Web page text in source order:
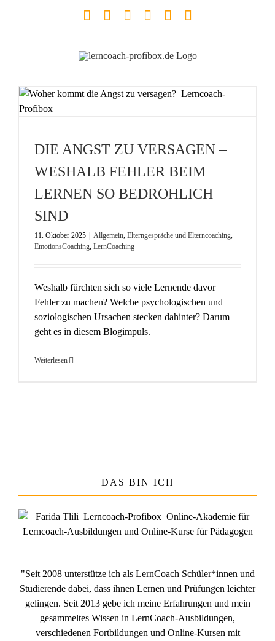
FacebookYouTubeInstagram
LinkedInTelefon
DIE ANGST ZU VERSAGEN –
WESHALB FEHLER BEIM
LERNEN SO BEDROHLICH
SIND
11. Oktober 2025 Allgemein, Elterngespräche und Elterncoaching,
EmotionsCoaching, LernCoaching
Weshalb fürchten sich so viele Lernende davor
Fehler zu machen? Welche psychologischen und
soziologischen Ursachen stecken dahinter? Darum
geht es in diesem Blogimpuls.
Weiterlesen
DAS BIN ICH
"Seit 2008 unterstütze ich als LernCoach Schüler*innen und
Studierende dabei, dass ihnen Lernen und Prüfungen leichter
gelingen. Seit 2013 gebe ich meine Erfahrungen und mein
gesammeltes Wissen in LernCoach-Ausbildungen,
verschiedenen Fortbildungen und Online-Kursen mit